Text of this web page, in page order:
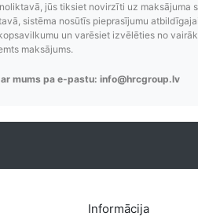
paziņojumi, piegādes
re-order u.c.
jūs tiksiet novirzīti uz maksājuma
sistēma nosūtīs pieprasījumu
un varēsiet izvēlēties no
maksājums.
mums pa e-pastu: info@hrcgroup.lv
Informācija